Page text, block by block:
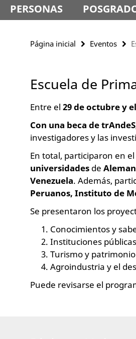
PERSONAS
Página inicial Eventos
Escuela de
Entre el 29 de octubre y
Con una beca de
investigadores y las
En total, participaron en
universidades de
Venezuela. Además,
Peruanos, Instituto de
Se presentaron los
Conocimientos y
Instituciones
Turismo y patrimonio
Agroindustria y el
Puede revisarse el